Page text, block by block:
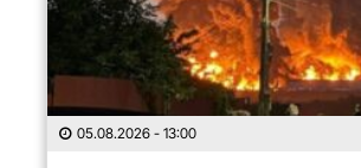
05.08.2026 - 13:00